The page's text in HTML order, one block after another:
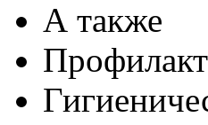
А также